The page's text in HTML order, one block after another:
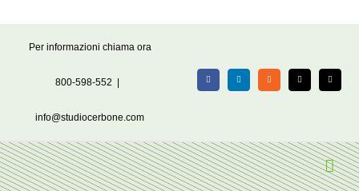
Per informazioni chiama ora
800-598-552
info@studiocerbone.com
FacebookLinkedIn Rss X Email